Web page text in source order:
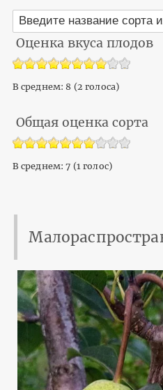
Оценка вкуса плодов
В среднем:8 (2 голоса)
Общая оценка сорта
В среднем:7 (1голос)